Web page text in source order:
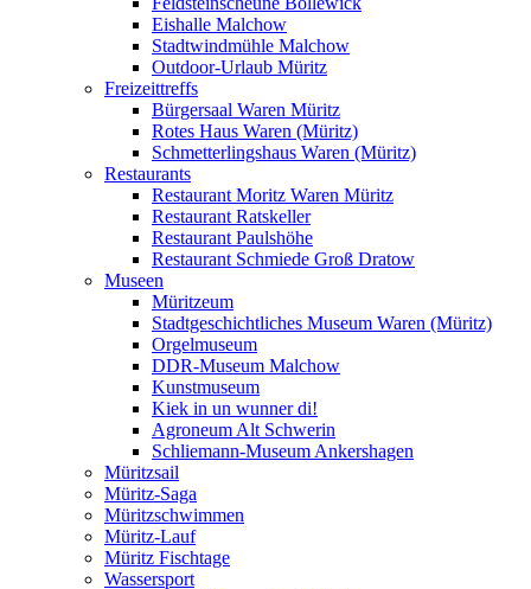
Eishalle Malchow
Stadtwindmühle Malchow
Outdoor-Urlaub Müritz
Freizeittreffs
Bürgersaal Waren Müritz
Rotes Haus Waren (Müritz)
Schmetterlingshaus Waren (Müritz)
Restaurants
Restaurant Moritz Waren Müritz
Restaurant Ratskeller
Restaurant Paulshöhe
Restaurant Schmiede Groß Dratow
Museen
Müritzeum
Stadtgeschichtliches Museum Waren (Müritz)
Orgelmuseum
DDR-Museum Malchow
Kunstmuseum
Kiek in un wunner di!
Agroneum Alt Schwerin
Schliemann-Museum Ankershagen
Müritzsail
Müritz-Saga
Müritzschwimmen
Müritz-Lauf
Müritz Fischtage
Wassersport